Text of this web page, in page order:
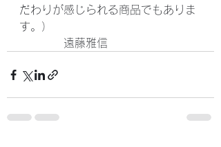
だわりが感じられる商品でもありま
す。）
遠藤雅信